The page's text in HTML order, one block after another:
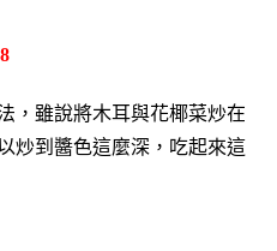
，雖說將木耳與花椰菜炒在
炒到醬色這麼深，吃起來這